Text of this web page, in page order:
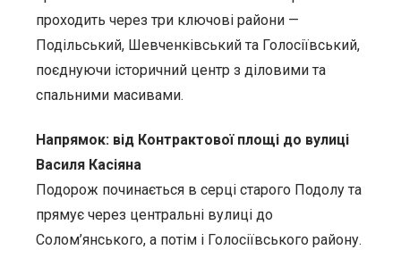
проходить через три ключові райони —
Подільський, Шевченківський та Голосіївський,
поєднуючи історичний центр з діловими та
спальними масивами.
Напрямок: від Контрактової площі до вулиці
Василя Касіяна
Подорож починається в серці старого Подолу та
прямує через центральні вулиці до
Солом’янського, а потім і Голосіївського району.